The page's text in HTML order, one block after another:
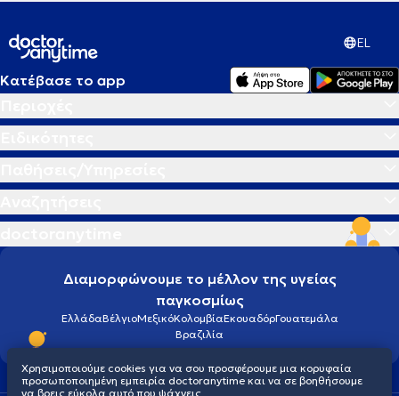
EL
Κατέβασε το app
Διαμορφώνουμε το μέλλον της υγείας
παγκοσμίως
ΕλλάδαΒέλγιοΜεξικόΚολομβίαΕκουαδόρΓουατεμάλα
Βραζιλία
Χρησιμοποιούμε cookies για να σου προσφέρουμε μια κορυφαία
προσωποποιημένη εμπειρία doctoranytime και να σε βοηθήσουμε
να βρεις εύκολα αυτό που ψάχνεις.